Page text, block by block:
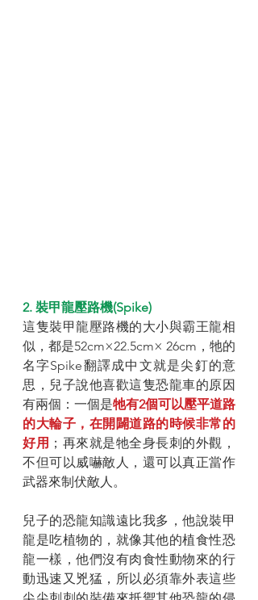
2. 裝甲龍壓路機(Spike)
這隻裝甲龍壓路機的大小與霸王龍相
似，都是52cm×22.5cm× 26cm，牠的
名字Spike翻譯成中文就是尖釘的意
思，兒子說他喜歡這隻恐龍車的原因
有兩個：一個是牠有2個可以壓平道路
的大輪子，在開闢道路的時候非常的
好用 ；再來就是牠全身長刺的外觀，
不但可以威嚇敵人，還可以真正當作
武器來制伏敵人。
兒子的恐龍知識遠比我多，他說裝甲
龍是吃植物的，就像其他的植食性恐
龍一樣，他們沒有肉食性動物來的行
動迅速又兇猛，所以必須靠外表這些